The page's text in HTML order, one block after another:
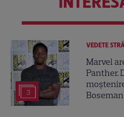
3
VEDETE
Marvel
Panther.
Boseman